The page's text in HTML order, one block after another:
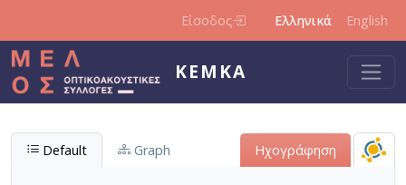
Είσοδος Ελληνικά English
ΚΕΜΚΑ
Default Graph Ηχογράφηση